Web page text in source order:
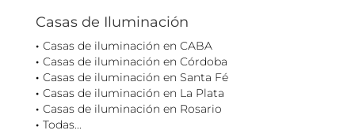
Casas de Iluminación
Casas de iluminación en CABA
Casas de iluminación en Córdoba
Casas de iluminación en Santa Fé
Casas de iluminación en La Plata
Casas de iluminación en Rosario
Todas...